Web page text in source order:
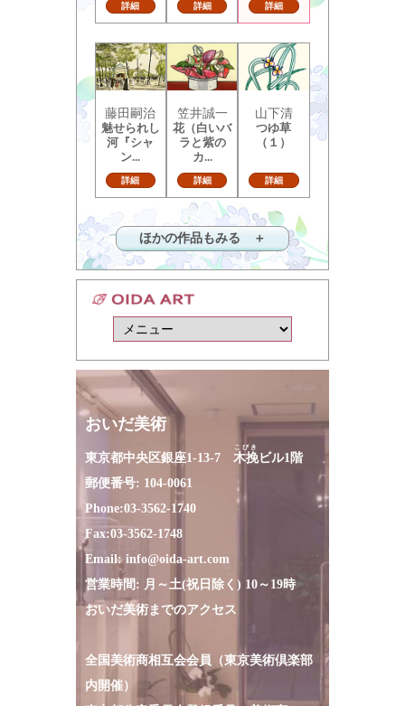
詳細 詳細 詳細
藤田嗣治
魅せられし
河『シャ
ン...
詳細
笠井誠一
花（白いバ
ラと紫の
カ...
詳細
山下清
つゆ草
（１）
詳細
ほかの作品もみる ＋
おいだ美術
東京都中央区銀座1-13-7 木挽
こびき
ビル1階
郵便番号: 104-0061
Phone:03-3562-1740
Fax:03-3562-1748
Email: info@oida-art.com
営業時間: 月～土(祝日除く) 10～19時
おいだ美術までのアクセス
全国美術商相互会会員（東京美術倶楽部
内開催）